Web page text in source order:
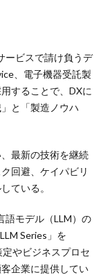
ービスで請け負うデ
、電子機器受託製
することで、DXに
と「製造ノウハ
最新の技術を継続
回避、ケイパビリ
ている。
語モデル（LLM）の
Series」を
やビジネスプロセ
企業に提供してい